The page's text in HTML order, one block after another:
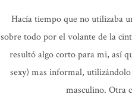
Hacía tiempo que no utilizaba
sobre todo por el volante de la
resultó algo corto para mi, así
sexy) mas informal,
masculino. Otra